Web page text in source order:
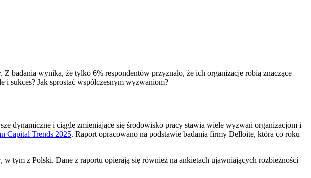
wynika, że tylko 6% respondentów przyznało, że ich organizacje robią znaczące
sukces? Jak sprostać współczesnym wyzwaniom?
dynamiczne i ciągle zmieniające się środowisko pracy stawia wiele wyzwań organizacjom i
Capital Trends 2025. Raport opracowano na podstawie badania firmy Delloite, która co roku
tym z Polski. Dane z raportu opierają się również na ankietach ujawniających rozbieżności